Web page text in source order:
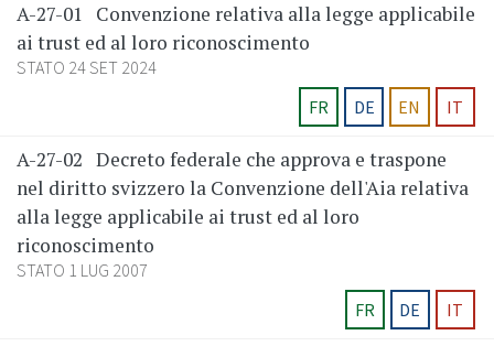
A-27-01
Convenzione relativa alla legge applicabile
ai trust ed al loro riconoscimento
STATO 24 SET 2024
FR
DE EN IT
A-27-02 Decreto federale che approva e traspone
nel diritto svizzero la Convenzione dell'Aia relativa
alla legge applicabile ai trust ed al loro
riconoscimento
STATO 1 LUG 2007
FR
DE IT